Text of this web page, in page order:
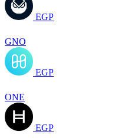
EGP
GNO
EGP
ONE
EGP